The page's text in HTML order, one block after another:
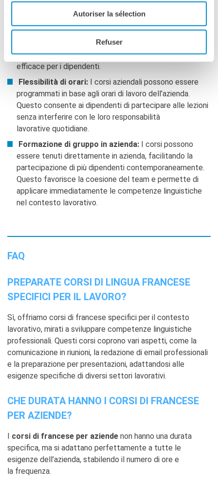
Autoriser la sélection
Refuser
specifiche esigenze dell’azienda, con un focus su
terminologia e scenari lavorativi pertinenti. Questo
permette di apprendere vocaboli e frasi specifiche del
settore, rendendo la formazione più rilevante ed
efficace per i dipendenti.
Flessibilità di orari: I corsi aziendali possono essere
programmati in base agli orari di lavoro dell’azienda.
Questo consente ai dipendenti di partecipare alle lezioni
senza interferire con le loro responsabilità
lavorative quotidiane.
Formazione di gruppo in azienda: I corsi possono
essere tenuti direttamente in azienda, facilitando la
partecipazione di più dipendenti contemporaneamente.
Questo favorisce la coesione del team e permette di
applicare immediatamente le competenze linguistiche
nel contesto lavorativo.
FAQ
PREPARATE CORSI DI LINGUA FRANCESE
SPECIFICI PER IL LAVORO?
Sì, offriamo corsi di francese specifici per il contesto
lavorativo, mirati a sviluppare competenze linguistiche
professionali. Questi corsi coprono vari aspetti, come la
comunicazione in riunioni, la redazione di email professionali
e la preparazione per presentazioni, adattandosi alle
esigenze specifiche di diversi settori lavorativi.
CHE DURATA HANNO I CORSI DI FRANCESE
PER AZIENDE?
I corsi di francese per aziende non hanno una durata
specifica, ma si adattano perfettamente a tutte le
esigenze dell’azienda, stabilendo il numero di ore e
la frequenza.